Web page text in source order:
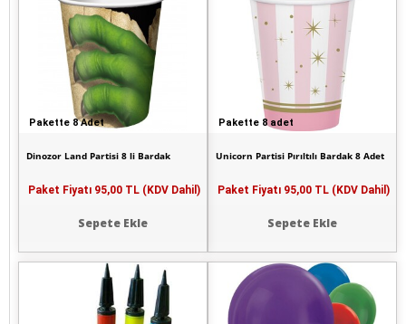
Pakette 8 adet
Unicorn Partisi Pırıltılı Bardak 8 Adet
Paket Fiyatı 95,00 TL (KDV Dahil)
Sepete Ekle
Pakette 8 Adet
Dinozor Land Partisi 8 li Bardak
Paket Fiyatı 95,00 TL (KDV Dahil)
Sepete Ekle